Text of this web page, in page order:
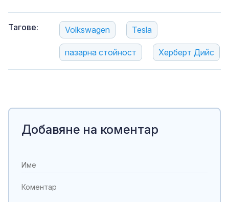
Тагове: Volkswagen Tesla
пазарна стойност Херберт Дийс
Добавяне на коментар